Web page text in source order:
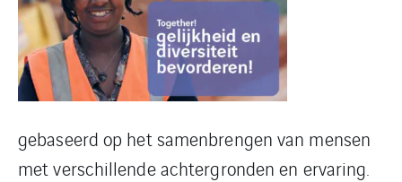
gebaseerd op het samenbrengen van mensen
met verschillende achtergronden en ervaring.